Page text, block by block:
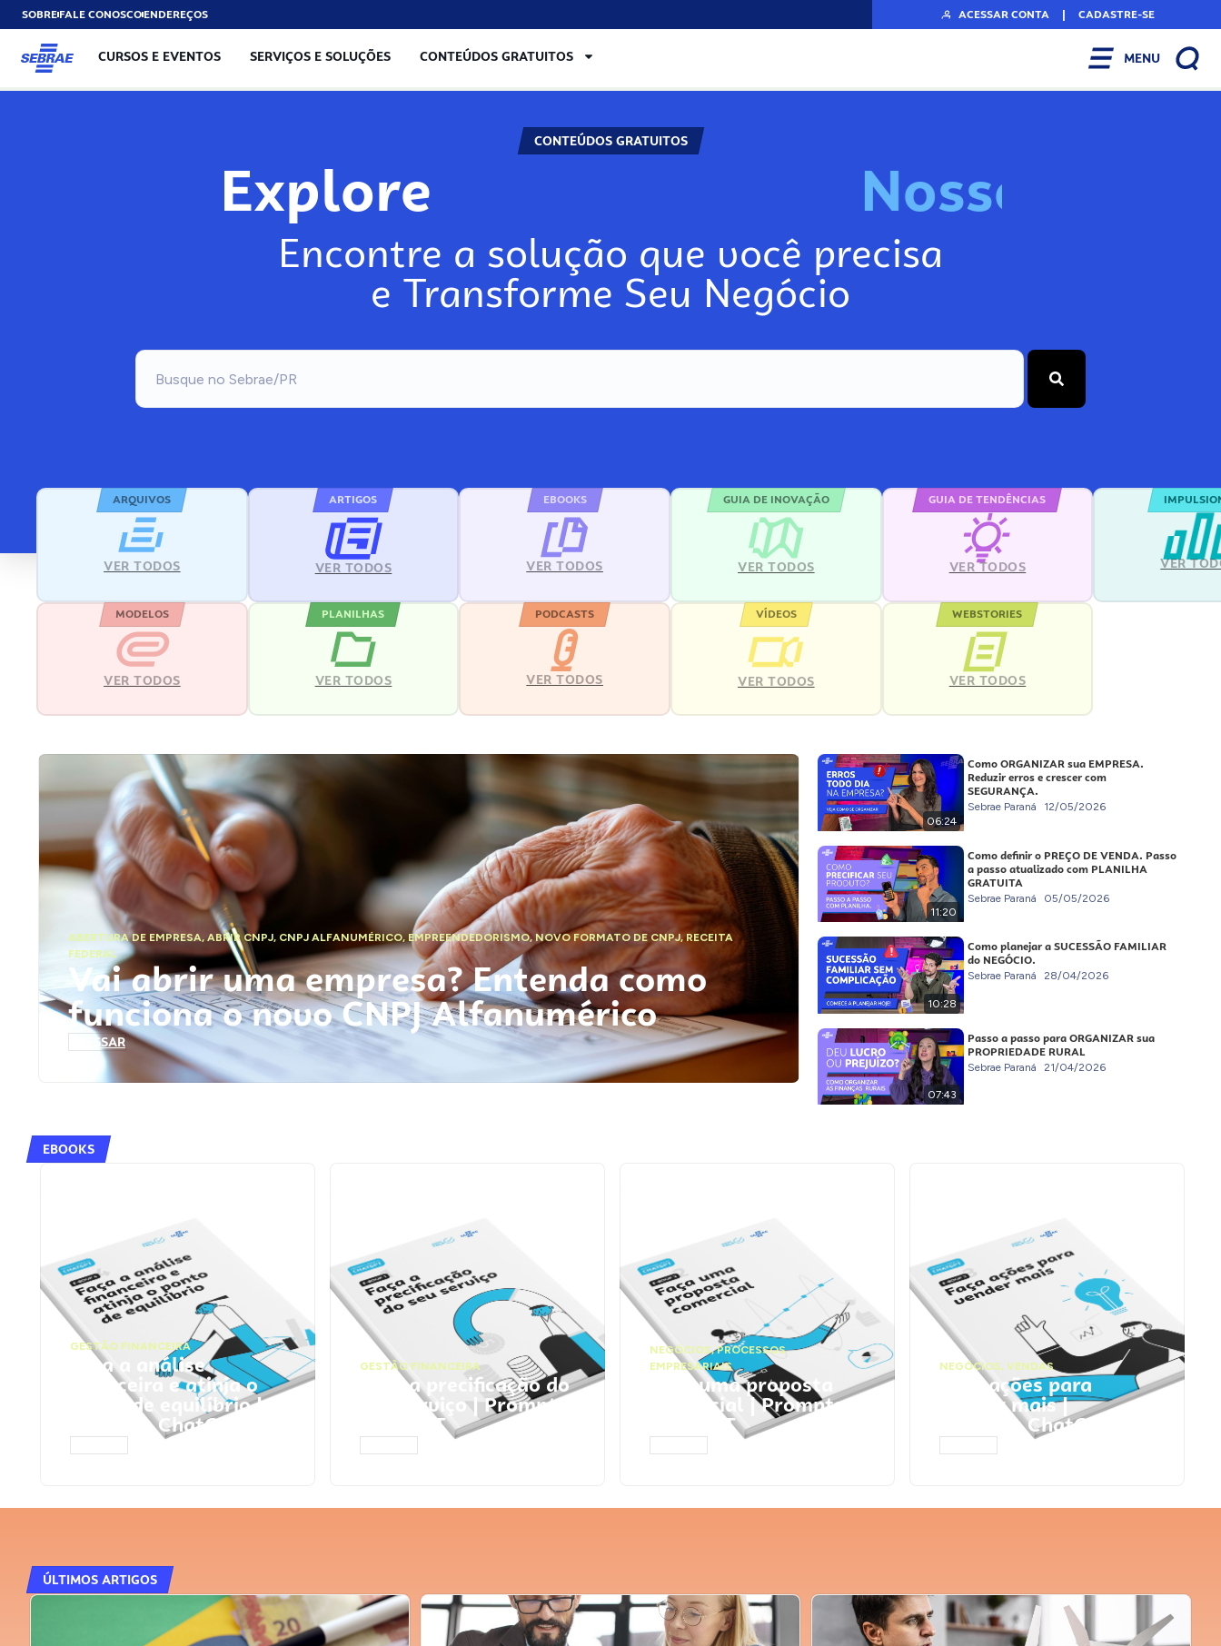
SOBREFALE CONOSCOENDEREÇOS ACESSAR CONTA | CADASTRE-SE
CURSOS E EVENTOS SERVIÇOS E SOLUÇÕES CONTEÚDOS GRATUITOS MENU
CONTEÚDOS GRATUITOS
Explore Nos
Encontre a solução que você precisa
e Transforme Seu Negócio
ARQUIVOS
VER TODOS
ARTIGOS
VER TODOS
EBOOKS
VER TODOS
GUIA DE INOVAÇÃO
VER TODOS
GUIA DE TENDÊNCIAS
VER TODOS VER
MODELOS
VER TODOS
PLANILHAS
VER TODOS
PODCASTS
VER TODOS
VÍDEOS
VER TODOS
WEBSTORIES
VER TODOS
ABERTURA DE EMPRESA,ABRIR CNPJ, CNPJ ALFANUMÉRICO, EMPREENDEDORISMO,NOVO FORMATO DE CNPJ,RECEITA
FEDERAL
Vai abrir uma empresa? Entenda como
funciona o novo CNPJ Alfanumérico
ACESSAR
06:24
Como ORGANIZAR sua EMPRESA.
Reduzir erros e crescer com
SEGURANÇA.
Sebrae Paraná 12/05/2026
11:20
Como definir o PREÇO DE VENDA. Passo
a passo atualizado com PLANILHA
GRATUITA
Sebrae Paraná 05/05/2026
10:28
Como planejar a SUCESSÃO FAMILIAR
do NEGÓCIO.
Sebrae Paraná 28/04/2026
07:43
Passo a passo para ORGANIZAR sua
PROPRIEDADE RURAL
Sebrae Paraná 21/04/2026
EBOOKS
GESTÃO FINANCEIRA
Faça a análise
financeira e atinja o
ponto de equilíbrio |
Prompts ChatGPT
GESTÃO FINANCEIRA
Faça a precificação do
seu serviço | Prompts
ChatGPT
NEGÓCIOS,PROCESSOS
EMPRESARIAIS
Faça uma proposta
comercial | Prompts
ChatGPT
NEGÓCIOS, VENDAS
Faça ações para
vender mais |
Prompts ChatGPT
ÚLTIMOS ARTIGOS